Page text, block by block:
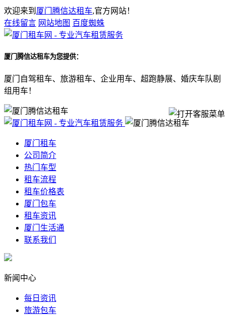
欢迎来到 厦门腾信达租车,官方网站！
在线留言 网站地图 百度蜘蛛
厦门腾信达租车为您提供：
厦门自驾租车、旅游租车、企业用车、超跑静展、婚庆车队剧
组用车！
厦门租车
公司简介
热门车型
租车流程
租车价格表
厦门包车
租车资讯
厦门生活通
联系我们
新闻中心
每日资讯
旅游包车